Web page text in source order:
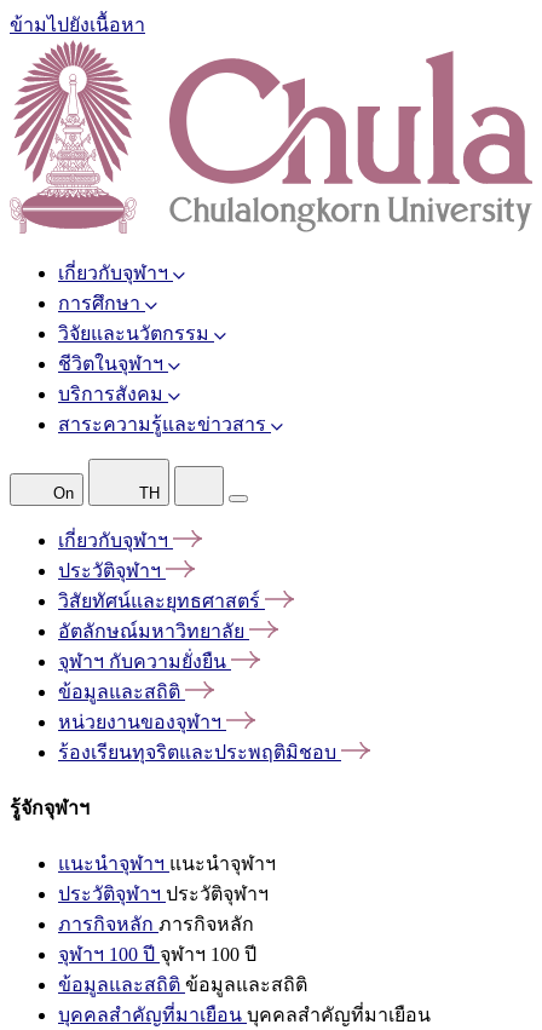
ข้ามไปยังเนื้อหา
เกี่ยวกับจุฬาฯ
การศึกษา
วิจัยและนวัตกรรม
ชีวิตในจุฬาฯ
บริการสังคม
สาระความรู้และข่าวสาร
On TH
เกี่ยวกับจุฬาฯ
ประวัติจุฬาฯ
วิสัยทัศน์และยุทธศาสตร์
อัตลักษณ์มหาวิทยาลัย
จุฬาฯ กับความยั่งยืน
ข้อมูลและสถิติ
หน่วยงานของจุฬาฯ
ร้องเรียนทุจริตและประพฤติมิชอบ
รู้จักจุฬาฯ
แนะนำจุฬาฯ แนะนำจุฬาฯ
ประวัติจุฬาฯ ประวัติจุฬาฯ
ภารกิจหลัก ภารกิจหลัก
จุฬาฯ 100 ปี จุฬาฯ 100 ปี
ข้อมูลและสถิติ ข้อมูลและสถิติ
บุคคลสำคัญที่มาเยือน บุคคลสำคัญที่มาเยือน